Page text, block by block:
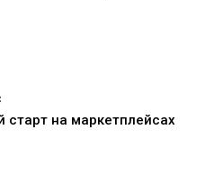
старт на маркетплейсах